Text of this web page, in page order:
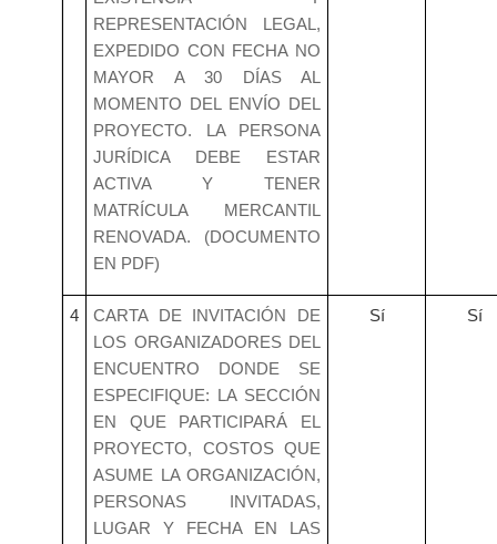
REPRESENTACIÓN LEGAL,
EXPEDIDO CON FECHA NO
MAYOR A 30 DÍAS AL
MOMENTO DEL ENVÍO DEL
PROYECTO. LA PERSONA
JURÍDICA DEBE ESTAR
ACTIVA Y TENER
MATRÍCULA MERCANTIL
RENOVADA. (DOCUMENTO
EN PDF)
4
CARTA DE INVITACIÓN DE
LOS ORGANIZADORES DEL
ENCUENTRO DONDE SE
ESPECIFIQUE: LA SECCIÓN
EN QUE PARTICIPARÁ EL
PROYECTO, COSTOS QUE
ASUME LA ORGANIZACIÓN,
PERSONAS INVITADAS,
LUGAR Y FECHA EN LAS
Sí Sí